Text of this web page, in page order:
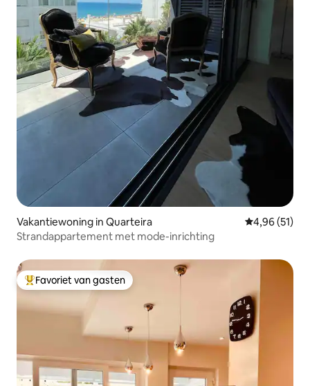
Vakantiewoning in Quarteira Gemiddelde
4,96 (51)
Strandappartement met mode-inrichting
Topfavoriet van gasten
Favoriet van gasten